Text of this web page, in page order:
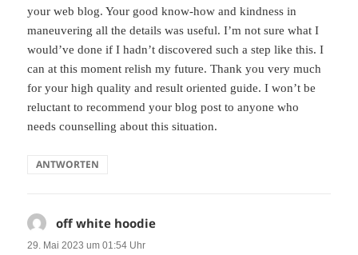
your web blog. Your good know-how and kindness in
maneuvering all the details was useful. I’m not sure what I
would’ve done if I hadn’t discovered such a step like this. I
can at this moment relish my future. Thank you very much
for your high quality and result oriented guide. I won’t be
reluctant to recommend your blog post to anyone who
needs counselling about this situation.
ANTWORTEN
off white hoodie
29. Mai 2023 um 01:54 Uhr